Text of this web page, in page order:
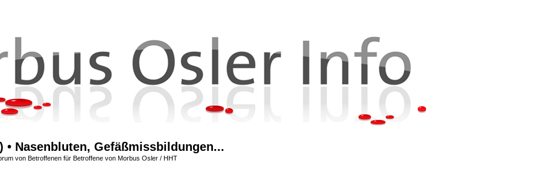
• Nasenbluten, Gefäßmissbildungen...
von Betroffenen für Betroffene von Morbus Osler / HHT